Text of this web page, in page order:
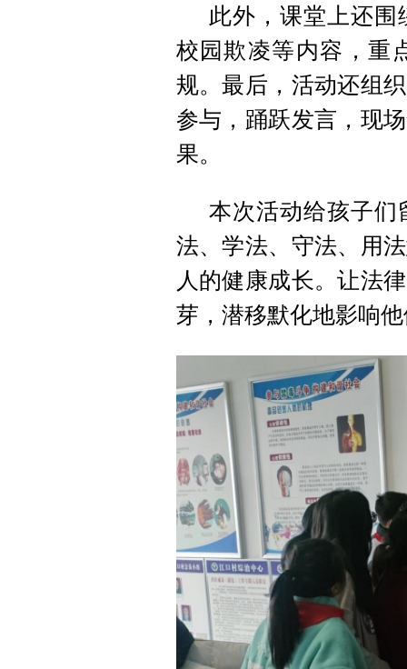
此外，课堂上还
校园欺凌等内容，重
规。最后，活动还组
参与，踊跃发言，现
果。
本次活动给孩子们
法、学法、守法、用
人的健康成长。让法
芽，潜移默化地影响